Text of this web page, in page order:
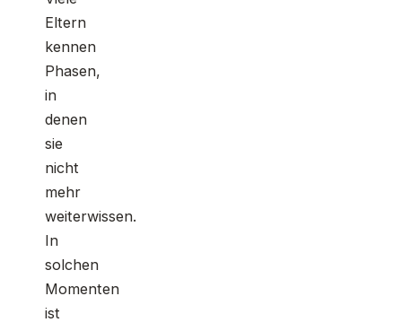
Eltern
kennen
Phasen,
in
denen
sie
nicht
mehr
weiterwissen.
In
solchen
Momenten
ist